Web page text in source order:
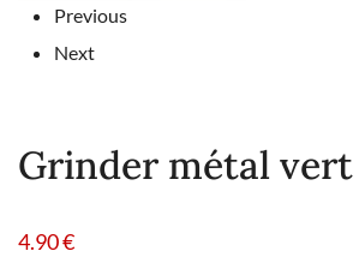
Previous
Next
Grinder métal
4.90€